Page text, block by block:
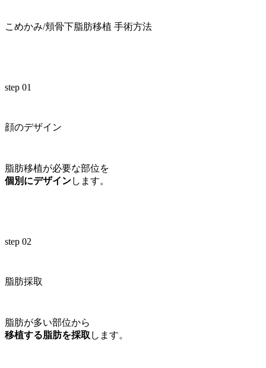
こめかみ/頬骨下脂肪移植 手術方法
step 01
顔のデザイン
脂肪移植が必要な部位を
個別にデザインします。
step 02
脂肪採取
脂肪が多い部位から
移植する脂肪を採取 します。